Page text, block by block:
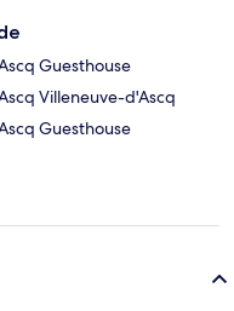
Guesthouse
Villeneuve-d'Ascq
Guesthouse